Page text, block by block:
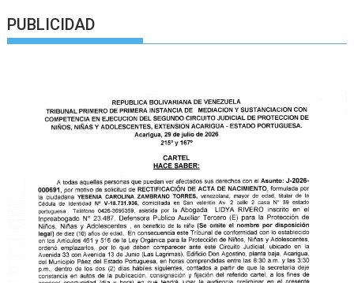
PUBLICIDAD